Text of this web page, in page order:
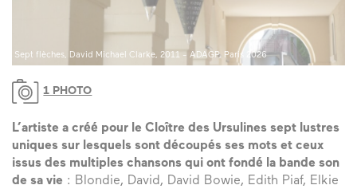
Sept flèches, David Michael Clarke, 2011 - ADAGP, Paris 2026
1 PHOTO
L’artiste a créé pour le Cloître des Ursulines sept lustres
uniques sur lesquels sont découpés ses mots et ceux
issus des multiples chansons qui ont fondé la bande son
de sa vie : Blondie, David, David Bowie, Edith Piaf, Elkie